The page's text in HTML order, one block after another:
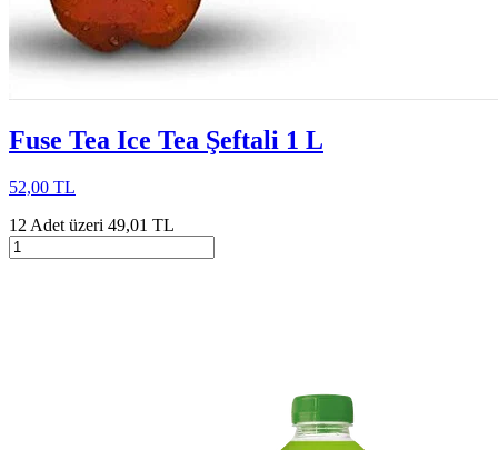
Fuse Tea Ice Tea Şeftali 1 L
52,00 TL
12 Adet üzeri 49,01 TL